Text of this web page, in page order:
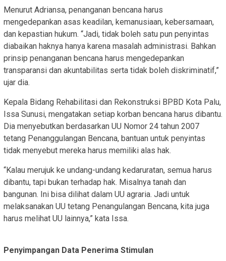
Menurut Adriansa, penanganan bencana harus
mengedepankan asas keadilan, kemanusiaan, kebersamaan,
dan kepastian hukum. “Jadi, tidak boleh satu pun penyintas
diabaikan haknya hanya karena masalah administrasi. Bahkan
prinsip penanganan bencana harus mengedepankan
transparansi dan akuntabilitas serta tidak boleh diskriminatif,”
ujar dia.
Kepala Bidang Rehabilitasi dan Rekonstruksi BPBD Kota Palu,
Issa Sunusi, mengatakan setiap korban bencana harus dibantu.
Dia menyebutkan berdasarkan UU Nomor 24 tahun 2007
tetang Penanggulangan Bencana, bantuan untuk penyintas
tidak menyebut mereka harus memiliki alas hak.
“Kalau merujuk ke undang-undang kedaruratan, semua harus
dibantu, tapi bukan terhadap hak. Misalnya tanah dan
bangunan. Ini bisa dilihat dalam UU agraria. Jadi untuk
melaksanakan UU tetang Penangulangan Bencana, kita juga
harus melihat UU lainnya,” kata Issa.
Penyimpangan Data Penerima Stimulan